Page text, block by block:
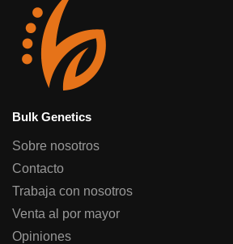
Bulk Genetics
Sobre nosotros
Contacto
Trabaja con nosotros
Venta al por mayor
Opiniones